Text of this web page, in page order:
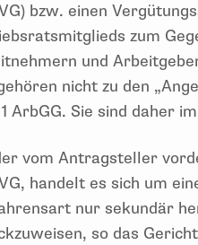
bzw. einen
zum
und
nicht zu den
1 ArbGG. Sie sind daher
vom Antragsteller
handelt es sich um
nur sekundär
so das